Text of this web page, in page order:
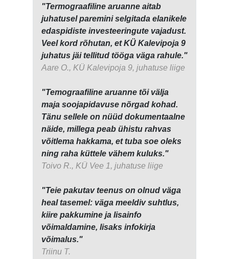
"Termograafiline aruanne aitab
juhatusel paremini selgitada elanikele
edaspidiste investeeringute vajadust.
Veel kord rõhutan, et KÜ Kalevipoja 9
juhatus jäi tellitud tööga väga rahule."
Aare O., KÜ Kalevipoja 9, juhatuse liige
"Temograafiline aruanne tõi välja
maja soojapidavuse nõrgad kohad.
Tänu sellele on nüüd dokumentaalne
näide, millega peab ühistu rahvas
võitlema hakkama, et tuba soe oleks
ning raha küttele vähem kuluks."
Toivo R., KÜ Vee 1, juhatuse liige
"Teie pakutav teenus on olnud väga
heal tasemel: väga meeldiv suhtlus,
kiire pakkumine ja lisainfo
võimaldamine, lisaks infokirja
võimalus."
Triinu T.